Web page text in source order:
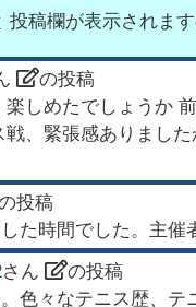
投稿欄が表示されま
の投稿
しめたでしょうか
、緊張感ありまし
投稿
た時間でした。主
さん
の投稿
色々なテニス歴、